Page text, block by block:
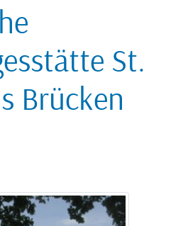
St.
Brücken